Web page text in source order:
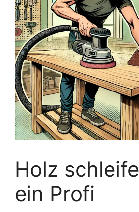
Holz
ein Profi